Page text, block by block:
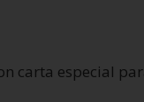
carta especial